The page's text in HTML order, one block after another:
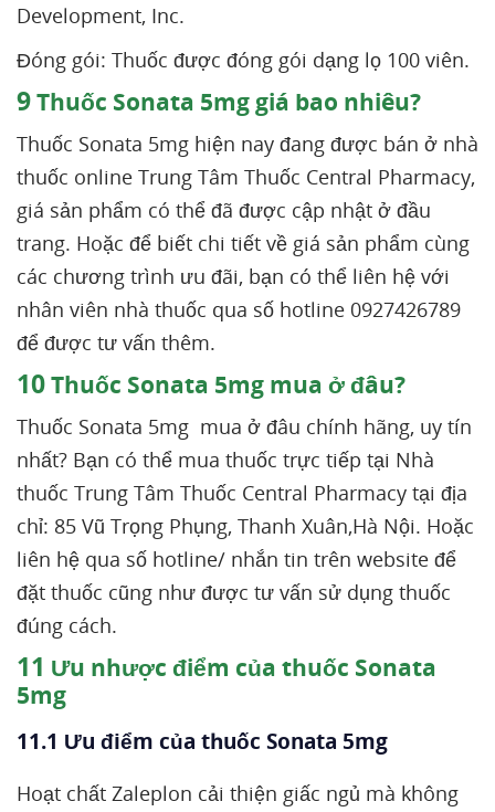
Development, Inc.
Đóng gói: Thuốc được đóng gói dạng lọ 100 viên.
9Thuốc Sonata 5mg giá bao nhiêu?
Thuốc Sonata 5mg hiện nay đang được bán ở nhà
thuốc online Trung Tâm Thuốc Central Pharmacy,
giá sản phẩm có thể đã được cập nhật ở đầu
trang. Hoặc để biết chi tiết về giá sản phẩm cùng
các chương trình ưu đãi, bạn có thể liên hệ với
nhân viên nhà thuốc qua số hotline 0927426789
để được tư vấn thêm.
10Thuốc Sonata 5mg mua ở đâu?
Thuốc Sonata 5mg mua ở đâu chính hãng, uy tín
nhất? Bạn có thể mua thuốc trực tiếp tại Nhà
thuốc Trung Tâm Thuốc Central Pharmacy tại địa
chỉ: 85 Vũ Trọng Phụng, Thanh Xuân,Hà Nội. Hoặc
liên hệ qua số hotline/ nhắn tin trên website để
đặt thuốc cũng như được tư vấn sử dụng thuốc
đúng cách.
11 Ưu nhược điểm của thuốc Sonata
5mg
11.1 Ưu điểm của thuốc Sonata 5mg
Hoạt chất Zaleplon cải thiện giấc ngủ mà không